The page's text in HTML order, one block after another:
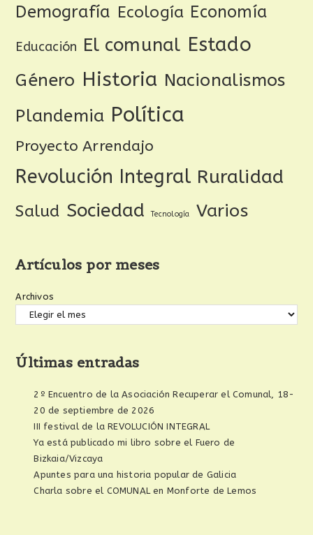
Demografía Ecología Economía
Educación El comunal Estado
Género Historia Nacionalismos
Plandemia Política
Proyecto Arrendajo
Revolución Integral Ruralidad
Salud Sociedad Tecnología Varios
Artículos por meses
Archivos
Últimas entradas
2º Encuentro de la Asociación Recuperar el Comunal, 18-
20 de septiembre de 2026
III festival de la REVOLUCIÓN INTEGRAL
Ya está publicado mi libro sobre el Fuero de
Bizkaia/Vizcaya
Apuntes para una historia popular de Galicia
Charla sobre el COMUNAL en Monforte de Lemos